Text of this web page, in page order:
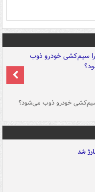
خودرو ذوب می‌شود؟